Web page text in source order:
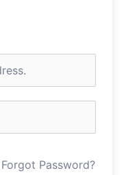
Forgot Password?